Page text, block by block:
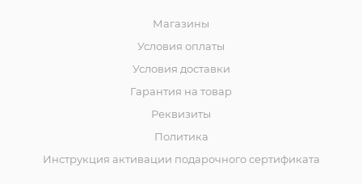
Магазины
Условия оплаты
Условия доставки
Гарантия на товар
Реквизиты
Политика
Инструкция активации подарочного сертификата